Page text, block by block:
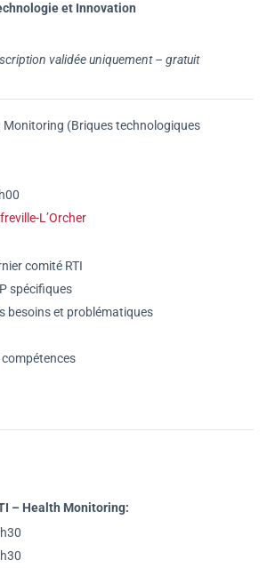
et Innovation
validée uniquement – gratuit
Monitoring (Briques technologiques
L’Orcher
comité RTI
spécifiques
besoins et problématiques
– Health Monitoring: